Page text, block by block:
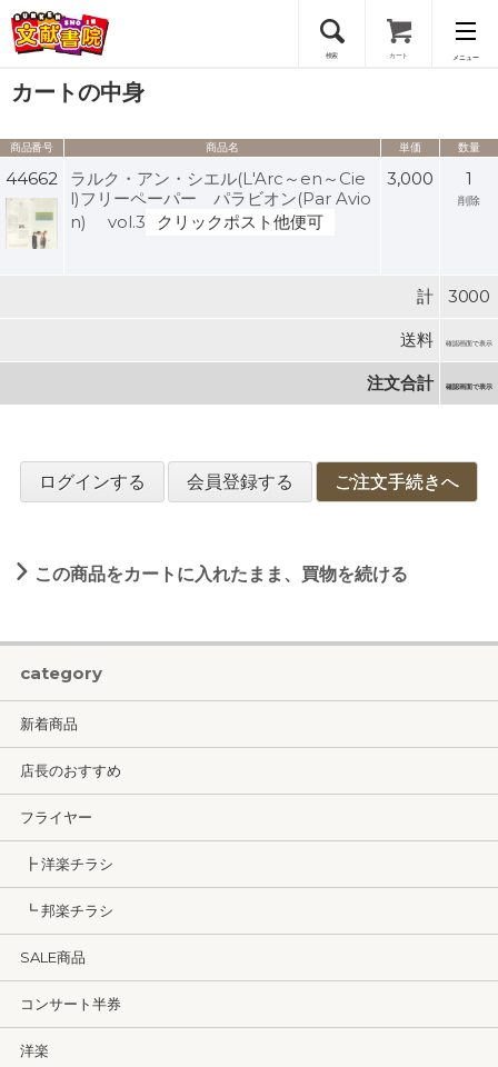
検索 カート メニュー
会員登録
ログイン
カートの中身
商品番号 商品名 単価 数量
44662
ラルク・アン・シエル(L'Arc～en～Cie
l)フリーペーパー パラビオン(Par Avio
n) vol.3
クリックポスト他便可
3,000 1
削除
計 3000
送料 確認画面で表示
注文合計 確認画面で表示
ログインする 会員登録する ご注文手続きへ
この商品をカートに入れたまま、買物を続ける
category
新着商品
店長のおすすめ
フライヤー
┣ 洋楽チラシ
┗ 邦楽チラシ
SALE商品
コンサート半券
洋楽